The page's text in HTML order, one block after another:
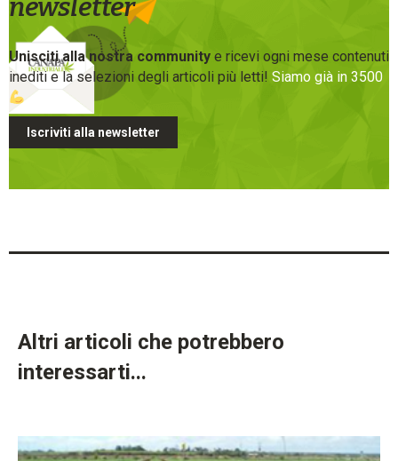
newsletter
Unisciti alla nostra community e ricevi ogni mese contenuti
inediti e la selezioni degli articoli più letti! Siamo già in 3500
Iscriviti alla newsletter
Altri articoli che potrebbero
interessarti...